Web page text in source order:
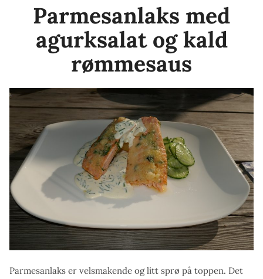
kjørvelsaus»
Parmesanlaks med
agurksalat og kald
rømmesaus
Parmesanlaks er velsmakende og litt sprø på toppen. Det